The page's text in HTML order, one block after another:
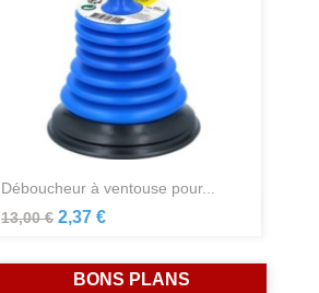
déboucheur à ventouse pour...
13,00 € 2,37 €
Aperçu rapide
BONS PLANS